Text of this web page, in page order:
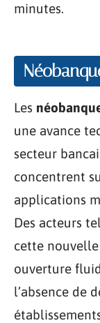
minutes.
Les
une avance
secteur
concentrent
applications
Des acteurs
cette
ouverture
l’absence de